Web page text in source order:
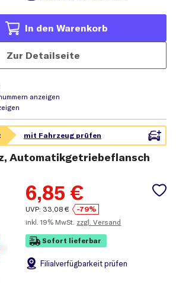
In den Warenkorb
Zur Detailseite
anzeigen
Automatikgetriebeflansch
6,85 €
UVP: 33,08 €
-79%
inkl. 19% MwSt. zzgl. Versand
Sofort lieferbar
Filialverfügbarkeit prüfen